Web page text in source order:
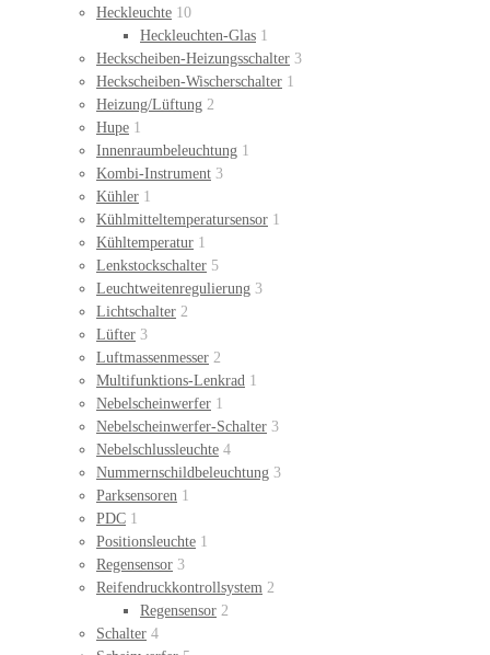
Heckleuchte 10
Heckleuchten-Glas 1
Heckscheiben-Heizungsschalter 3
Heckscheiben-Wischerschalter 1
Heizung/Lüftung 2
Hupe 1
Innenraumbeleuchtung 1
Kombi-Instrument 3
Kühler 1
Kühlmitteltemperatursensor 1
Kühltemperatur 1
Lenkstockschalter 5
Leuchtweitenregulierung 3
Lichtschalter 2
Lüfter 3
Luftmassenmesser 2
Multifunktions-Lenkrad 1
Nebelscheinwerfer 1
Nebelscheinwerfer-Schalter 3
Nebelschlussleuchte 4
Nummernschildbeleuchtung 3
Parksensoren 1
PDC 1
Positionsleuchte 1
Regensensor 3
Reifendruckkontrollsystem 2
Regensensor 2
Schalter 4